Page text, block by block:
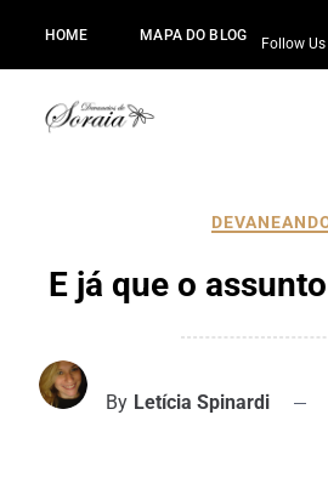
HOME MAPA DO BLOG
Follow Us
E já que o
By Letícia Spinardi